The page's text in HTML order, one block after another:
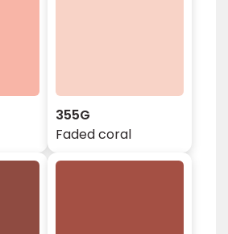
355G
Faded coral